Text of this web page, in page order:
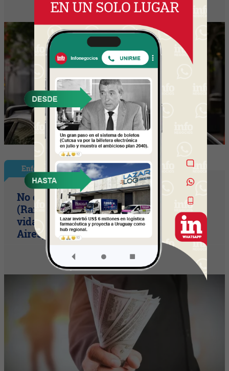
Enfoque
No conviene mudarse a Uruguay
(Randstad comparó salarios y costo de
vida en Montevideo, Santiago y Buenos
Aires)